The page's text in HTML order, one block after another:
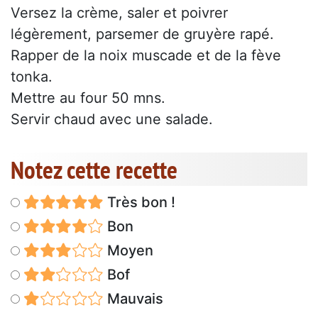
Versez la crème, saler et poivrer
légèrement, parsemer de gruyère rapé.
Rapper de la noix muscade et de la fève
tonka.
Mettre au four 50 mns.
Servir chaud avec une salade.
Notez cette recette
Très bon !
Bon
Moyen
Bof
Mauvais